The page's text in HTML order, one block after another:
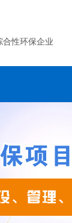
合性环保企业